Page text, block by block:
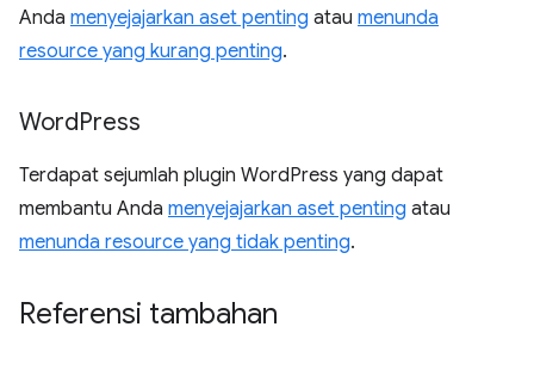
Anda menyejajarkan aset penting atau menunda
resource yang kurang penting.
WordPress
Terdapat sejumlah plugin WordPress yang dapat
membantu Anda menyejajarkan aset penting atau
menunda resource yang tidak penting.
Referensi tambahan